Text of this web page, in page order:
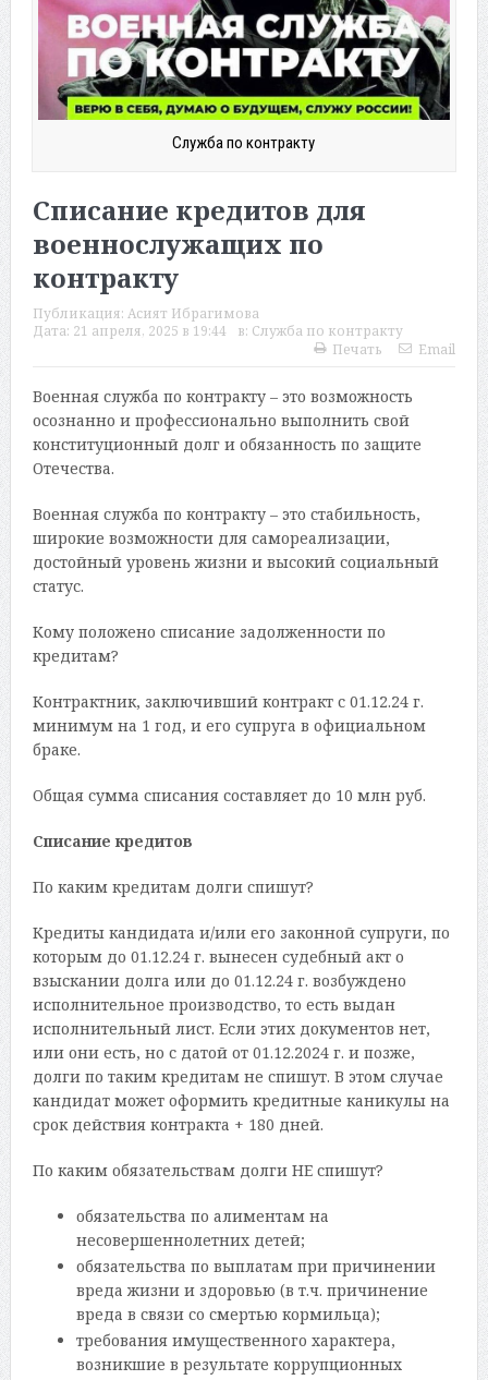
Служба по контракту
Списание кредитов для
военнослужащих по
контракту
Публикация: Асият Ибрагимова
Дата: 21 апреля, 2025 в 19:44 в: Служба по контракту
Печать
Email
Военная служба по контракту – это возможность
осознанно и профессионально выполнить свой
конституционный долг и обязанность по защите
Отечества.
Военная служба по контракту – это стабильность,
широкие возможности для самореализации,
достойный уровень жизни и высокий социальный
статус.
Кому положено списание задолженности по
кредитам?
Контрактник, заключивший контракт с 01.12.24 г.
минимум на 1 год, и его супруга в официальном
браке.
Общая сумма списания составляет до 10 млн руб.
Списание кредитов
По каким кредитам долги спишут?
Кредиты кандидата и/или его законной супруги, по
которым до 01.12.24 г. вынесен судебный акт о
взыскании долга или до 01.12.24 г. возбуждено
исполнительное производство, то есть выдан
исполнительный лист. Если этих документов нет,
или они есть, но с датой от 01.12.2024 г. и позже,
долги по таким кредитам не спишут. В этом случае
кандидат может оформить кредитные каникулы на
срок действия контракта + 180 дней.
По каким обязательствам долги НЕ спишут?
обязательства по алиментам на
несовершеннолетних детей;
обязательства по выплатам при причинении
вреда жизни и здоровью (в т.ч. причинение
вреда в связи со смертью кормильца);
требования имущественного характера,
возникшие в результате коррупционных